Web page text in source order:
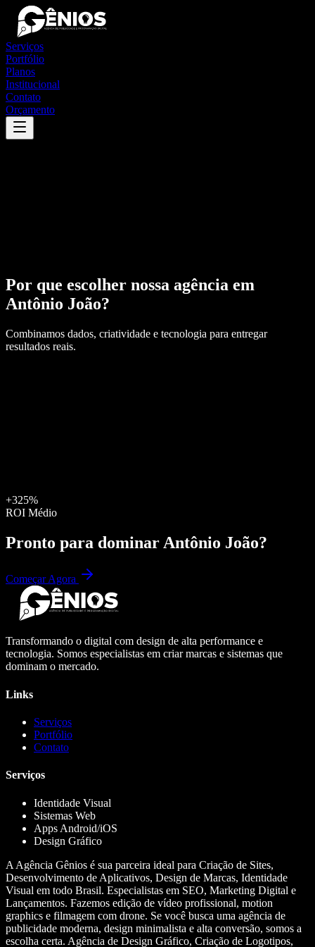
Serviços
Portfólio
Planos
Institucional
Contato
Orçamento
Por que escolher nossa agência em
Antônio João?
Combinamos dados, criatividade e tecnologia para entregar
resultados reais.
+325%
ROI Médio
Pronto para dominar Antônio João?
Começar Agora
Transformando o digital com design de alta performance e
tecnologia. Somos especialistas em criar marcas e sistemas que
dominam o mercado.
Links
Serviços
Portfólio
Contato
Serviços
Identidade Visual
Sistemas Web
Apps Android/iOS
Design Gráfico
A Agência Gênios é sua parceira ideal para Criação de Sites,
Desenvolvimento de Aplicativos, Design de Marcas, Identidade
Visual em todo Brasil. Especialistas em SEO, Marketing Digital e
Lançamentos. Fazemos edição de vídeo profissional, motion
graphics e filmagem com drone. Se você busca uma agência de
publicidade moderna, design minimalista e alta conversão, somos a
escolha certa. Agência de Design Gráfico, Criação de Logotipos,